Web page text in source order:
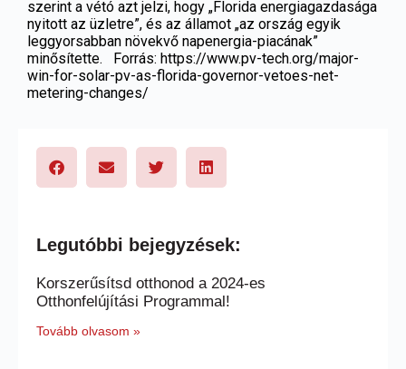
szerint a vétó azt jelzi, hogy „Florida energiagazdasága
nyitott az üzletre”, és az államot „az ország egyik
leggyorsabban növekvő napenergia-piacának”
minősítette.
Forrás: https://www.pv-tech.org/major-
win-for-solar-pv-as-florida-governor-vetoes-net-
metering-changes/
Legutóbbi bejegyzések:
Korszerűsítsd otthonod a 2024-es
Otthonfelújítási Programmal!
Tovább olvasom »